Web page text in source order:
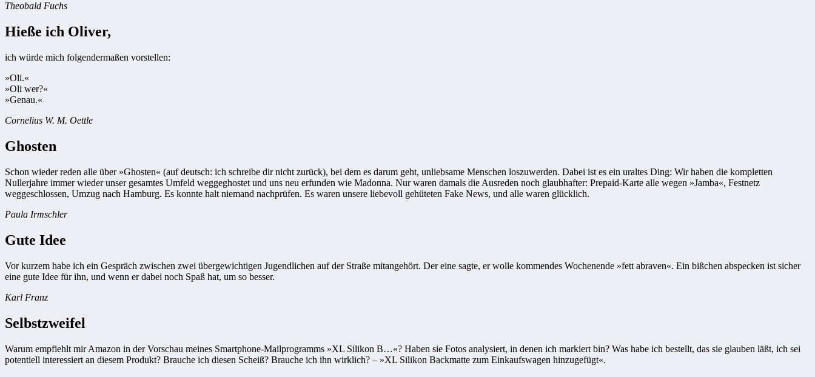
Theobald Fuchs
Hieße ich Oliver,
ich würde mich folgendermaßen vorstellen:
»Oli.«
»Oli wer?«
»Genau.«
Cornelius W. M. Oettle
Ghosten
Schon wieder reden alle über »Ghosten« (auf deutsch: ich schreibe dir nicht zurück), bei dem es darum geht, unliebsame Menschen loszuwerden. Dabei ist es ein uraltes Ding: Wir haben die kompletten
Nullerjahre immer wieder unser gesamtes Umfeld weggeghostet und uns neu erfunden wie Madonna. Nur waren damals die Ausreden noch glaubhafter: Prepaid-Karte alle wegen »Jamba«, Festnetz
weggeschlossen, Umzug nach Hamburg. Es konnte halt niemand nachprüfen. Es waren unsere liebevoll gehüteten Fake News, und alle waren glücklich.
Paula Irmschler
Gute Idee
Vor kurzem habe ich ein Gespräch zwischen zwei übergewichtigen Jugendlichen auf der Straße mitangehört. Der eine sagte, er wolle kommendes Wochenende »fett abraven«. Ein bißchen abspecken ist sicher
eine gute Idee für ihn, und wenn er dabei noch Spaß hat, um so besser.
Karl Franz
Selbstzweifel
Warum empfiehlt mir Amazon in der Vorschau meines Smartphone-Mailprogramms »XL Silikon B…«? Haben sie Fotos analysiert, in denen ich markiert bin? Was habe ich bestellt, das sie glauben läßt, ich sei
potentiell interessiert an diesem Produkt? Brauche ich diesen Scheiß? Brauche ich ihn wirklich? – »XL Silikon Backmatte zum Einkaufswagen hinzugefügt«.